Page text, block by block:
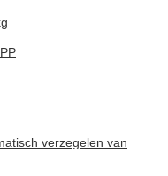
verzegelen van